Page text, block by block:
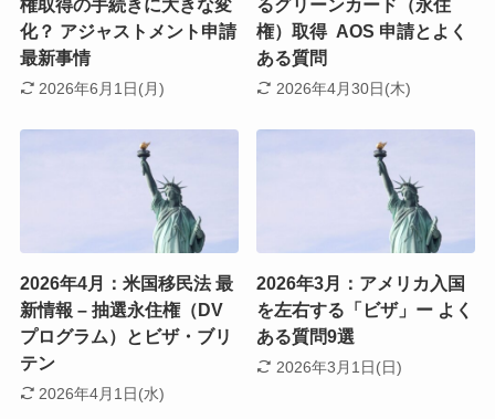
権取得の手続きに大きな変
化？ アジャストメント申請
最新事情
2026年6月1日(月)
るグリーンカード（永住
権）取得 AOS 申請とよく
ある質問
2026年4月30日(木)
2026年4月：米国移民法 最
新情報 – 抽選永住権（DV
プログラム）とビザ・ブリ
テン
2026年4月1日(水)
2026年3月：アメリカ入国
を左右する「ビザ」ー よく
ある質問9選
2026年3月1日(日)